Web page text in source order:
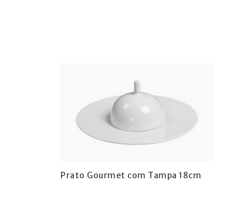
Prato Gourmet com Tampa 18cm